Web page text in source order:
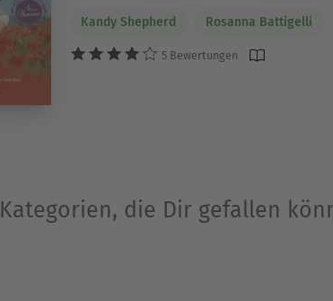
Kandy Shepherd Rosanna Battigelli
5 Bewertungen
Kategorien, die Dir gefallen